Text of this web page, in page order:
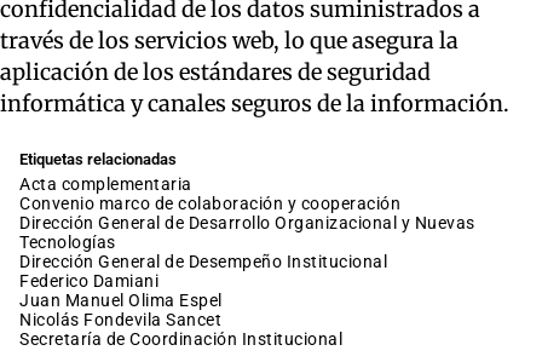
confidencialidad de los datos suministrados a
través de los servicios web, lo que asegura la
aplicación de los estándares de seguridad
informática y canales seguros de la información.
Etiquetas relacionadas
acta complementaria
convenio marco de colaboración y cooperación
Dirección General de Desarrollo Organizacional y Nuevas
Tecnologías
Dirección General de Desempeño Institucional
Federico Damiani
Juan Manuel Olima Espel
Nicolás Fondevila Sancet
Secretaría de Coordinación Institucional